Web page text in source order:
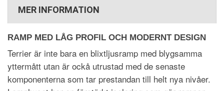
MER INFORMATION
RAMP MED LÅG PROFIL OCH MODERNT DESIGN
Terrier är inte bara en blixtljusramp med blygsamma
yttermått utan är ockå utrustad med de senaste
komponenterna som tar prestandan till helt nya nivåer.